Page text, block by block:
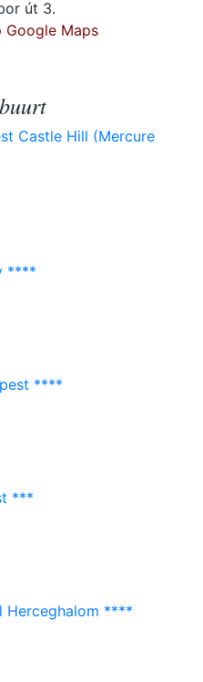
út 3.
Google Maps
Castle Hill (Mercure
****
****
***
Herceghalom ****